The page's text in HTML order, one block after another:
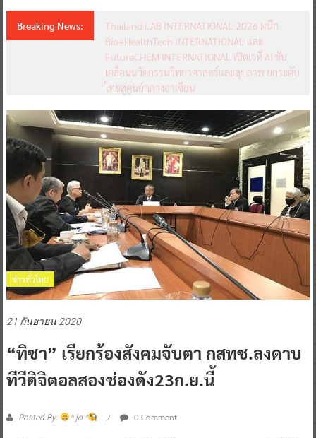
Breaking News:
Thailand LAB INTERNATIONAL 2026 ผนึก
Bio+HealthTech INTERNATIONAL และ
FutureCHEM INTERNATIONAL เปิดเวที AI ขับ
เคลื่อนนวัตกรรมวิทยาศาสตร์และสุขภาพ ยกระดับ
ไทยสู่ศูนย์กลางอาเซียน
ข่าวทั่วไทย
21 กันยายน 2020
“ทิชา” เรียกร้องสังคมจับตา กสทช.ลงดาบ
ทีวีดิจิตอลสองช่องดัง23ก.ย.นี้
Posted By: ^ jo ^ 0 Comment